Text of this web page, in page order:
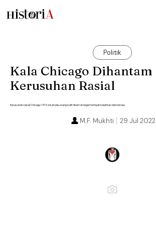
Politik
Kala Chicago Dihantam
Kerusuhan Rasial
Kerusuhan rasial Chicago 1919, kisah pilu orang kulit hitam di negeri tempat kelahiran demokrasi.
29 Jul 2022
M.F. Mukhti